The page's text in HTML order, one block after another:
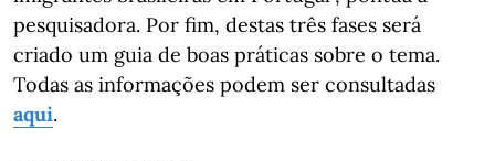
pesquisadora. Por fim, destas três fases será
criado um guia de boas práticas sobre o tema.
Todas as informações podem ser consultadas
aqui.